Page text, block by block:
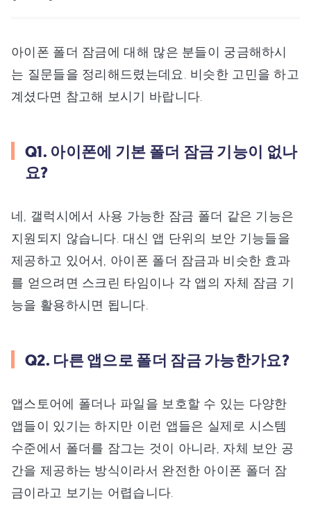
아이폰 폴더 잠금에 대해 많은 분들이 궁금해하시
는 질문들을 정리해드렸는데요. 비슷한 고민을 하고
계셨다면 참고해 보시기 바랍니다.
Q1. 아이폰에 기본 폴더 잠금 기능이 없나
요?
네, 갤럭시에서 사용 가능한 잠금 폴더 같은 기능은
지원되지 않습니다. 대신 앱 단위의 보안 기능들을
제공하고 있어서, 아이폰 폴더 잠금과 비슷한 효과
를 얻으려면 스크린 타임이나 각 앱의 자체 잠금 기
능을 활용하시면 됩니다.
Q2. 다른 앱으로 폴더 잠금 가능한가요?
앱스토어에 폴더나 파일을 보호할 수 있는 다양한
앱들이 있기는 하지만 이런 앱들은 실제로 시스템
수준에서 폴더를 잠그는 것이 아니라, 자체 보안 공
간을 제공하는 방식이라서 완전한 아이폰 폴더 잠
금이라고 보기는 어렵습니다.